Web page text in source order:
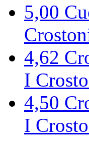
5,00
4,62
I
4,50
I